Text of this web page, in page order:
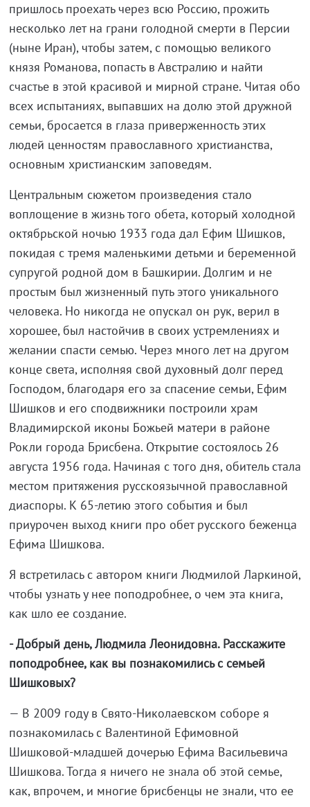
пришлось проехать через всю Россию, прожить
несколько лет на грани голодной смерти в Персии
(ныне Иран), чтобы затем, с помощью великого
князя Романова, попасть в Австралию и найти
счастье в этой красивой и мирной стране. Читая обо
всех испытаниях, выпавших на долю этой дружной
семьи, бросается в глаза приверженность этих
людей ценностям православного христианства,
основным христианским заповедям.
Центральным сюжетом произведения стало
воплощение в жизнь того обета, который холодной
октябрьской ночью 1933 года дал Ефим Шишков,
покидая с тремя маленькими детьми и беременной
супругой родной дом в Башкирии. Долгим и не
простым был жизненный путь этого уникального
человека. Но никогда не опускал он рук, верил в
хорошее, был настойчив в своих устремлениях и
желании спасти семью. Через много лет на другом
конце света, исполняя свой духовный долг перед
Господом, благодаря его за спасение семьи, Ефим
Шишков и его сподвижники построили храм
Владимирской иконы Божьей матери в районе
Рокли города Брисбена. Открытие состоялось 26
августа 1956 года. Начиная с того дня, обитель стала
местом притяжения русскоязычной православной
диаспоры. К 65-летию этого события и был
приурочен выход книги про обет русского беженца
Ефима Шишкова.
Я встретилась с автором книги Людмилой Ларкиной,
чтобы узнать у нее поподробнее, о чем эта книга,
как шло ее создание.
- Добрый день, Людмила Леонидовна. Расскажите
поподробнее, как вы познакомились с семьей
Шишковых?
— В 2009 году в Свято-Николаевском соборе я
познакомилась с Валентиной Ефимовной
Шишковой-младшей дочерью Ефима Васильевича
Шишкова. Тогда я ничего не знала об этой семье,
как, впрочем, и многие брисбенцы не знали, что ее